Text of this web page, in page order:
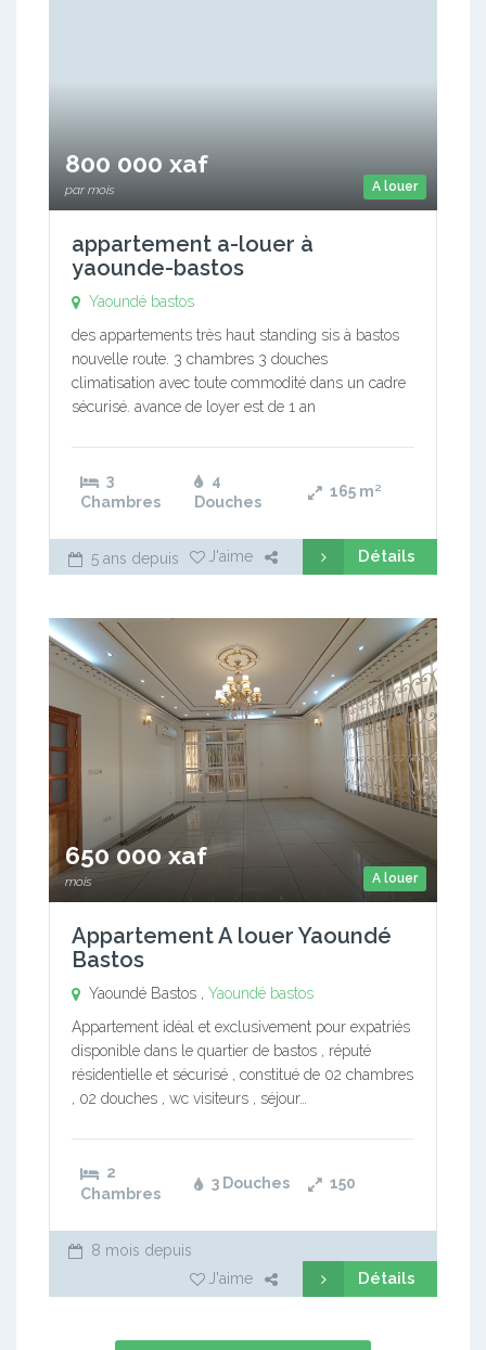
A louer
800 000 xaf
par mois
appartement a-louer à
yaounde-bastos
Yaoundé bastos
des appartements très haut standing sis à bastos
nouvelle route. 3 chambres 3 douches
climatisation avec toute commodité dans un cadre
sécurisé. avance de loyer est de 1 an
3
Chambres
4
Douches
165 m²
5 ans depuis J'aime Détails
A louer
650 000 xaf
mois
Appartement A louer Yaoundé
Bastos
Yaoundé Bastos , Yaoundé bastos
Appartement idéal et exclusivement pour expatriés
disponible dans le quartier de bastos , réputé
résidentielle et sécurisé , constitué de 02 chambres
, 02 douches , wc visiteurs , séjour…
2
Chambres
3 Douches 150
8 mois depuis
J'aime
Détails